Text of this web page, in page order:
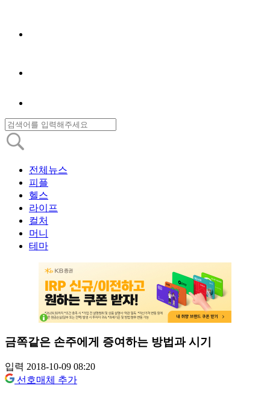
전체뉴스
피플
헬스
라이프
컬처
머니
테마
금쪽같은 손주에게 증여하는 방법과 시기
입력 2018-10-09 08:20
선호매체 추가